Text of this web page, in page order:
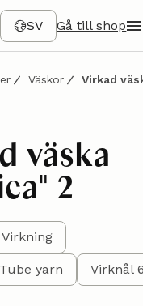
SV Gå till shop
Väskor Virkad
väska
2
Virkning
yarn Virknål